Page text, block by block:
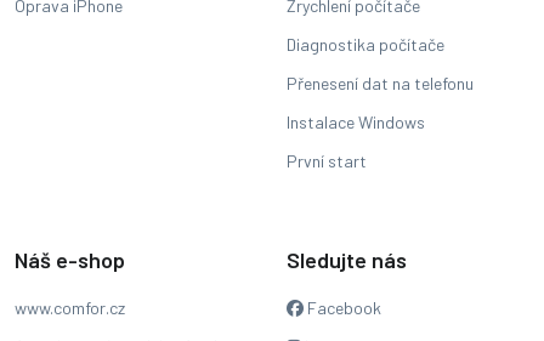
Oprava iPhone
Zrychlení počítače
Diagnostika počítače
Přenesení dat na telefonu
Instalace Windows
První start
Náš e-shop
www.comfor.cz
Sledujte nás
Facebook